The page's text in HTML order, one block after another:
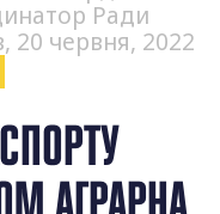
Ради
20 червня, 2022
АГРАРНА